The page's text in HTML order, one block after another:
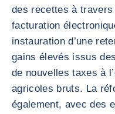
des recettes à
facturation
instauration d’une
gains élevés issus
de nouvelles taxes à
agricoles bruts. La
également, avec des